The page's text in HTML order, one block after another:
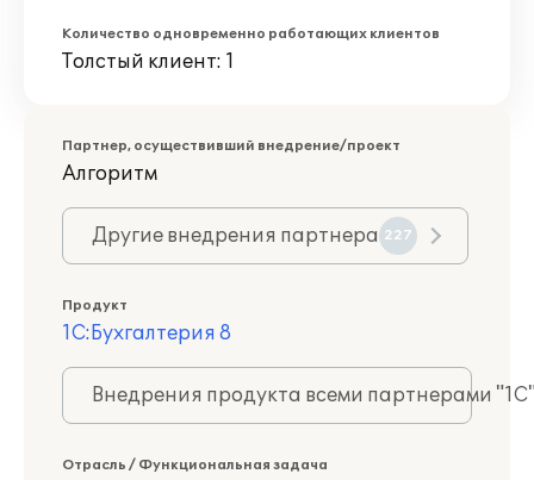
Количество одновременно работающих клиентов
Толстый клиент: 1
Партнер, осуществивший внедрение/проект
Алгоритм
Другие внедрения партнера 227
Продукт
1С:Бухгалтерия 8
Внедрения продукта всеми партнерами
Отрасль / Функциональная задача